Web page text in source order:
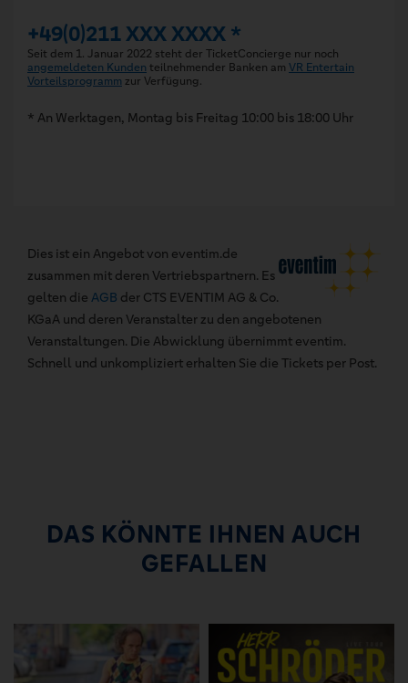
+49(0)211 XXX XXXX *
Seit dem 1. Januar 2022 steht der TicketConcierge nur noch
angemeldeten Kunden teilnehmender Banken am VR Entertain
Vorteilsprogramm zur Verfügung.
* An Werktagen, Montag bis Freitag 10:00 bis 18:00 Uhr
Dies ist ein Angebot von eventim.de
zusammen mit deren Vertriebspartnern. Es
gelten die AGB der CTS EVENTIM AG & Co.
KGaA und deren Veranstalter zu den angebotenen
Veranstaltungen. Die Abwicklung übernimmt eventim.
Schnell und unkompliziert erhalten Sie die Tickets per Post.
DAS KÖNNTE IHNEN AUCH
GEFALLEN